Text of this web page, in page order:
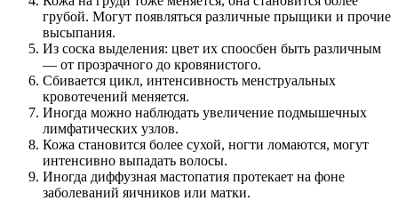
грубой. Могут появляться различные прыщики и прочие
высыпания.
Из соска выделения: цвет их споосбен быть различным
— от прозрачного до кровянистого.
Сбивается цикл, интенсивность менструальных
кровотечений меняется.
Иногда можно наблюдать увеличение подмышечных
лимфатических узлов.
Кожа становится более сухой, ногти ломаются, могут
интенсивно выпадать волосы.
Иногда диффузная мастопатия протекает на фоне
заболеваний яичников или матки.